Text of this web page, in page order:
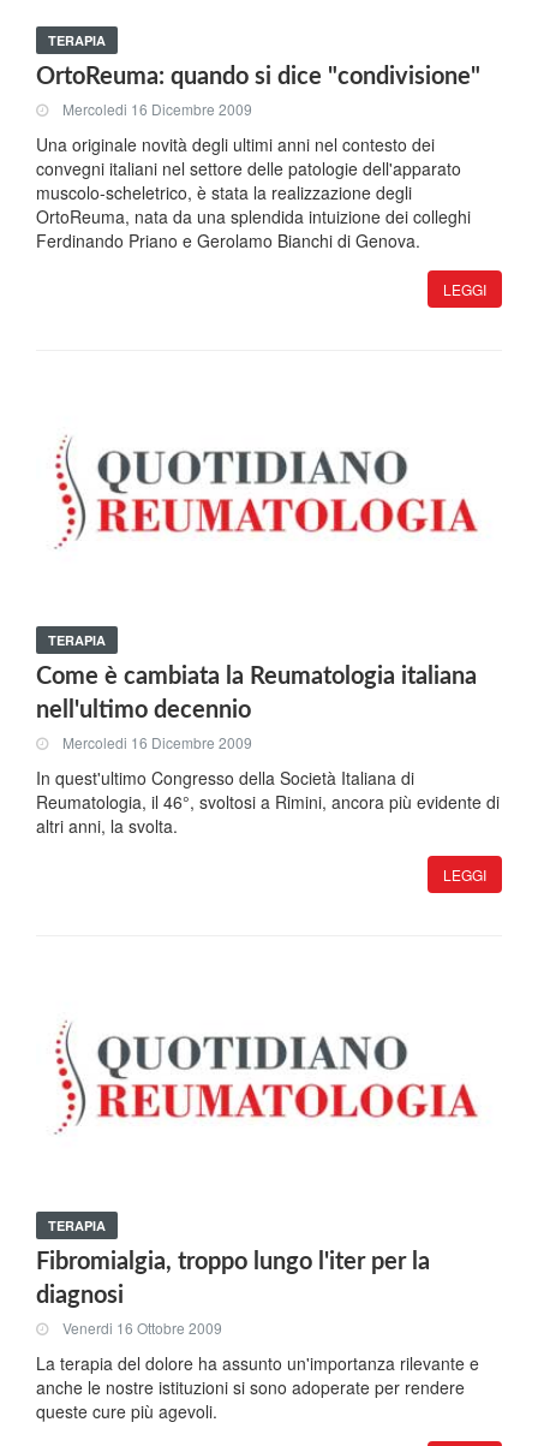
TERAPIA
OrtoReuma: quando si dice "condivisione"
Mercoledi 16 Dicembre 2009
Una originale novità degli ultimi anni nel contesto dei
convegni italiani nel settore delle patologie dell'apparato
muscolo-scheletrico, è stata la realizzazione degli
OrtoReuma, nata da una splendida intuizione dei colleghi
Ferdinando Priano e Gerolamo Bianchi di Genova.
LEGGI
TERAPIA
Come è cambiata la Reumatologia italiana
nell'ultimo decennio
Mercoledi 16 Dicembre 2009
In quest'ultimo Congresso della Società Italiana di
Reumatologia, il 46°, svoltosi a Rimini, ancora più evidente di
altri anni, la svolta.
LEGGI
TERAPIA
Fibromialgia, troppo lungo l'iter per la
diagnosi
Venerdi 16 Ottobre 2009
La terapia del dolore ha assunto un'importanza rilevante e
anche le nostre istituzioni si sono adoperate per rendere
queste cure più agevoli.